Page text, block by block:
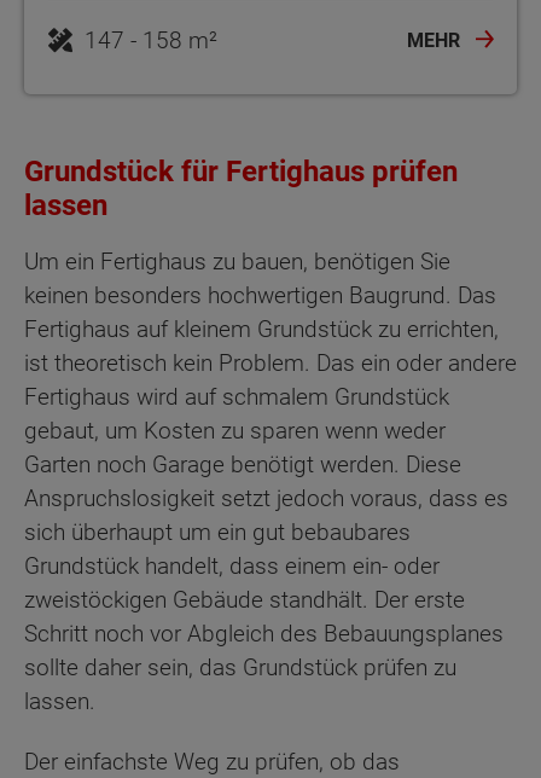
MEHR
Grundstück für Fertighaus prüfen
lassen
Um ein Fertighaus zu bauen, benötigen Sie
keinen besonders hochwertigen Baugrund. Das
Fertighaus auf kleinem Grundstück zu errichten,
ist theoretisch kein Problem. Das ein oder andere
Fertighaus wird auf schmalem Grundstück
gebaut, um Kosten zu sparen wenn weder
Garten noch Garage benötigt werden. Diese
Anspruchslosigkeit setzt jedoch voraus, dass es
sich überhaupt um ein gut bebaubares
Grundstück handelt, dass einem ein- oder
zweistöckigen Gebäude standhält. Der erste
Schritt noch vor Abgleich des Bebauungsplanes
sollte daher sein, das Grundstück prüfen zu
lassen.
Der einfachste Weg zu prüfen, ob das